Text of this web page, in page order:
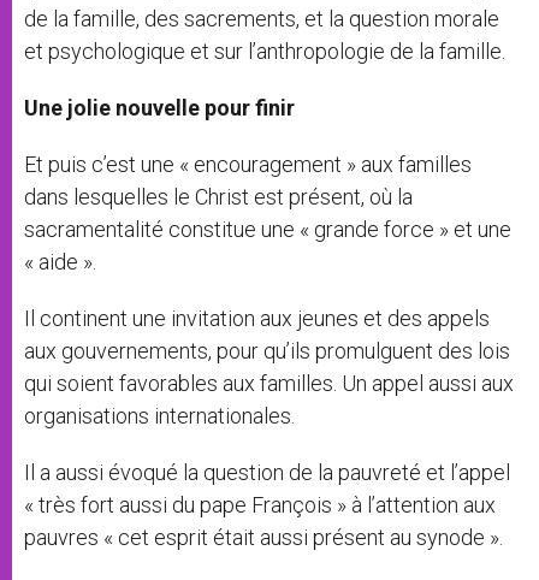
de la famille, des sacrements, et la question morale
et psychologique et sur l’anthropologie de la famille.
Une jolie nouvelle pour finir
Et puis c’est une « encouragement » aux familles
dans lesquelles le Christ est présent, où la
sacramentalité constitue une « grande force » et une
« aide ».
Il continent une invitation aux jeunes et des appels
aux gouvernements, pour qu’ils promulguent des lois
qui soient favorables aux familles. Un appel aussi aux
organisations internationales.
Il a aussi évoqué la question de la pauvreté et l’appel
« très fort aussi du pape François » à l’attention aux
pauvres « cet esprit était aussi présent au synode ».